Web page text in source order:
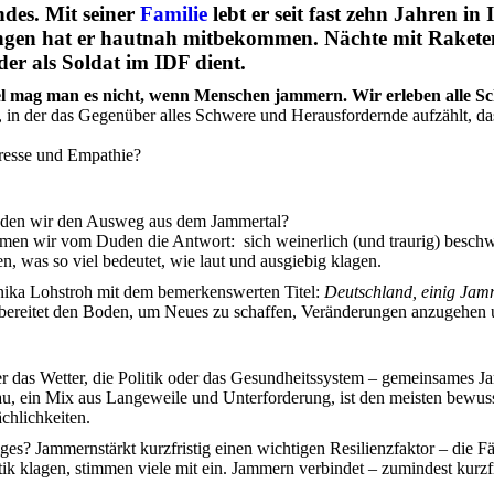
Mit seiner Familie lebt er seit fast zehn Jahren in
hat er hautnah mitbekommen. Nächte mit
als Soldat im IDF dient.
mag man es nicht, wenn Menschen jammern. Wir erleben alle
der das Gegenüber alles Schwere und Herausfordernde aufzählt,
und Empathie?
wir den Ausweg aus dem Jammertal?
wir vom Duden die Antwort: sich weinerlich (und traurig)
was so viel bedeutet, wie laut und ausgiebig klagen.
Lohstroh mit dem bemerkenswerten Titel: Deutschland, einig
den Boden, um Neues zu schaffen, Veränderungen
Wetter, die Politik oder das Gesundheitssystem – gemeinsames
ein Mix aus Langeweile und Unterforderung, ist den meisten
Jammernstärkt kurzfristig einen wichtigen Resilienzfaktor – die
klagen, stimmen viele mit ein. Jammern verbindet – zumindest